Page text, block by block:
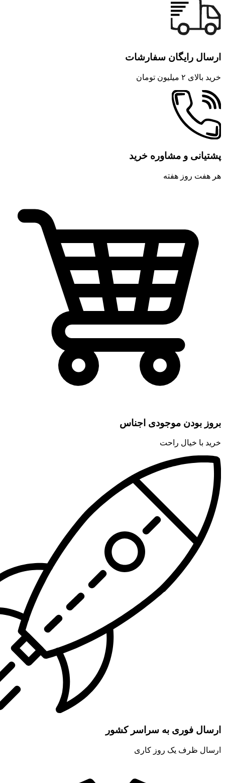
ارسال رایگان سفارشات
خرید بالای ۲ میلیون تومان
پشتیانی و مشاوره خرید
هر هفت روز هفته
بروز بودن موجودی اجناس
خرید با خیال راحت
ارسال فوری به سراسر کشور
ارسال ظرف یک روز کاری